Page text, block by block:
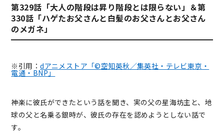
第329話「大人の階段は昇り階段とは限らない」＆第
330話「ハゲたお父さんと白髪のお父さんとお父さん
のメガネ」
※引用：dアニメストア「©空知英秋／集英社・テレビ東京・
電通・BNP」
神楽に彼氏ができたという話を聞き、実の父の星海坊主と、地
球の父と名乗る銀時が、彼氏の存在を認めようとしない話で
す。